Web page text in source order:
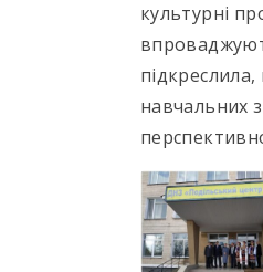
культурні
навчальних